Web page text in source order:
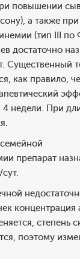
повышении
а также при
(тип III по
достаточно
Существенный
как правило,
4 недели. При
препарат
концентрация
степень
поэтому